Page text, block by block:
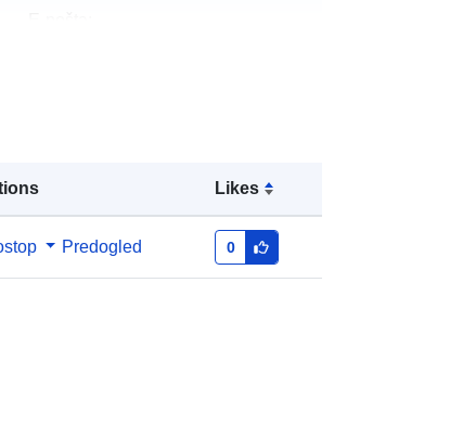
Likes
Predogled 0
E-pošta:
mailto:statbel@economie.fgov.be
Katalog: https://statbel.fgov.be/fr